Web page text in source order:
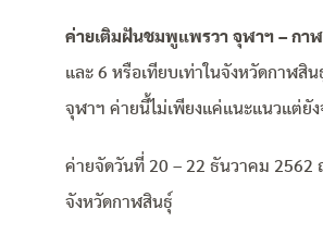
ค่ายเติมฝันชมพูแพรวา จุฬาฯ – กา
และ 6 หรือเทียบเท่าในจังหวัดกาฬสิ
จุฬาฯ ค่ายนี้ไม่เพียงแค่แนะแนวแต่ยั
ค่ายจัดวันที่ 20 – 22 ธันวาคม 2562
จังหวัดกาฬสินธุ์